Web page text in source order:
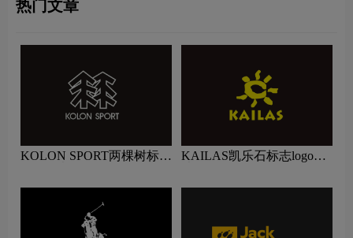
热门文章
KOLON SPORT两棵树标志
KAILAS凯乐石标志logo图